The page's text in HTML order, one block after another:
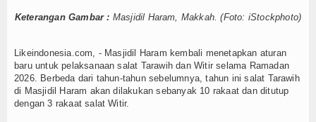
Gallery
Agenda
Karyawan Hilang Usai Jatuh dari Tongkang di
Akhirnya, Penerbangan Internasional Perdana
Suka Rekam Orang Tanpa Izin Buat Konten?
180 Gempa di Sulteng Tercatat pada Minggu
Perhatikan Kualitas Air, Depot di Palu Diminta
Keterangan Gambar : Masjidil Haram, Makkah. (Foto: iStockphoto)
Likeindonesia.com, - Masjidil Haram kembali menetapkan aturan
baru untuk pelaksanaan salat Tarawih dan Witir selama Ramadan
2026. Berbeda dari tahun-tahun sebelumnya, tahun ini salat Tarawih
di Masjidil Haram akan dilakukan sebanyak 10 rakaat dan ditutup
dengan 3 rakaat salat Witir.